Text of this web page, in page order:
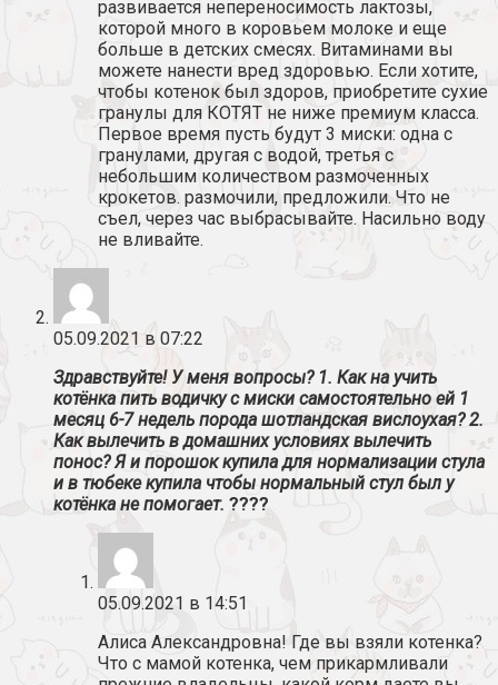
развивается непереносимость лактозы,
которой много в коровьем молоке и еще
больше в детских смесях. Витаминами вы
можете нанести вред здоровью. Если хотите,
чтобы котенок был здоров, приобретите сухие
гранулы для КОТЯТ не ниже премиум класса.
Первое время пусть будут 3 миски: одна с
гранулами, другая с водой, третья с
небольшим количеством размоченных
крокетов. размочили, предложили. Что не
съел, через час выбрасывайте. Насильно воду
не вливайте.
05.09.2021 в 07:22
Здравствуйте! У меня вопросы? 1. Как на учить
котёнка пить водичку с миски самостоятельно ей 1
месяц 6-7 недель порода шотландская вислоухая? 2.
Как вылечить в домашних условиях вылечить
понос? Я и порошок купила для нормализации стула
и в тюбеке купила чтобы нормальный стул был у
котёнка не помогает. ????
05.09.2021 в 14:51
Алиса Александровна! Где вы взяли котенка?
Что с мамой котенка, чем прикармливали